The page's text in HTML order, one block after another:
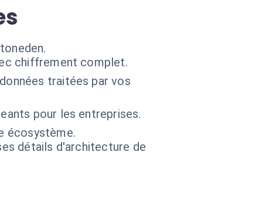
chiffrement complet.
traitées par vos
pour les entreprises.
écosystème.
détails d'architecture de